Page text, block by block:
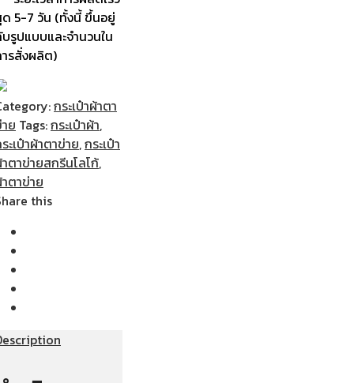
5-7 วัน (ทั้งนี้ ขึ้นอยู่
รูปแบบและจำนวนใน
รสั่งผลิต)
กระเป๋าผ้าตา
ย Tags:กระเป๋าผ้า,
ะเป๋าผ้าตาข่าย,กระเป๋า
ตาข่ายสกรีนโลโก้,
ตาข่าย
this